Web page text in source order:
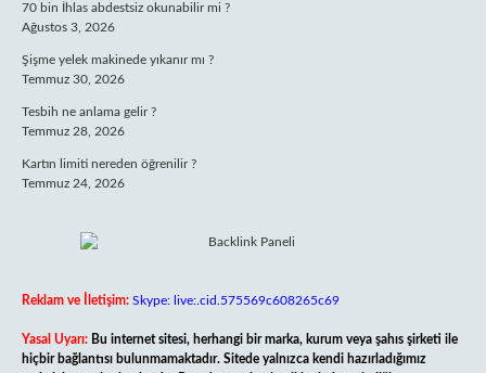
70 bin İhlas abdestsiz okunabilir mi ?
Ağustos 3, 2026
Şişme yelek makinede yıkanır mı ?
Temmuz 30, 2026
Tesbih ne anlama gelir ?
Temmuz 28, 2026
Kartın limiti nereden öğrenilir ?
Temmuz 24, 2026
Reklam ve İletişim: Skype: live:.cid.575569c608265c69
Yasal Uyarı: Bu internet sitesi, herhangi bir marka, kurum veya şahıs şirketi ile
hiçbir bağlantısı bulunmamaktadır. Sitede yalnızca kendi hazırladığımız